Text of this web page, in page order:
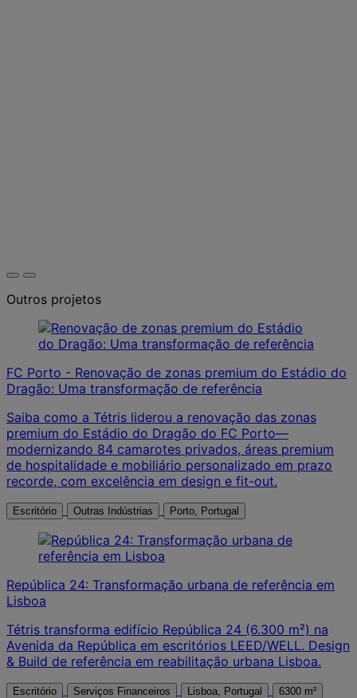
Outros projetos
FC Porto - Renovação de zonas premium do Estádio do
Dragão: Uma transformação de referência
Saiba como a Tétris liderou a renovação das zonas
premium do Estádio do Dragão do FC Porto—
modernizando 84 camarotes privados, áreas premium
de hospitalidade e mobiliário personalizado em prazo
recorde, com excelência em design e fit-out.
Escritório Outras Indústrias Porto, Portugal
República 24: Transformação urbana de referência em
Lisboa
Tétris transforma edifício República 24 (6.300 m²) na
Avenida da República em escritórios LEED/WELL. Design
& Build de referência em reabilitação urbana Lisboa.
Escritório Serviços Financeiros Lisboa, Portugal 6300 m²